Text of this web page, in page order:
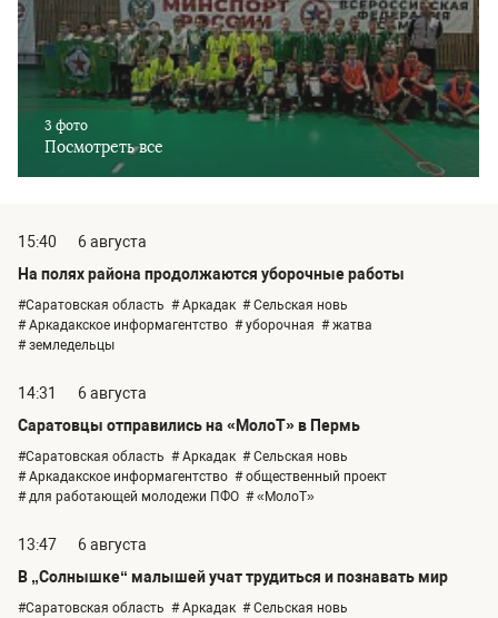
3 фото
Посмотреть все
15:40
6 августа
На полях района продолжаются уборочные работы
#Саратовская область # Аркадак # Сельская новь
# Аркадакское информагентство # уборочная # жатва
# земледельцы
14:31
6 августа
Саратовцы отправились на «МолоТ» в Пермь
#Саратовская область # Аркадак # Сельская новь
# Аркадакское информагентство # общественный проект
# для работающей молодежи ПФО # «МолоТ»
13:47
6 августа
В „Солнышке“ малышей учат трудиться и познавать мир
#Саратовская область # Аркадак # Сельская новь